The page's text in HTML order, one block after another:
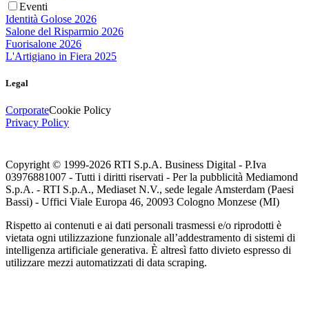
Eventi
Identità Golose 2026
Salone del Risparmio 2026
Fuorisalone 2026
L'Artigiano in Fiera 2025
Legal
CorporateCookie Policy
Privacy Policy
Copyright © 1999-2026 RTI S.p.A. Business Digital - P.Iva
03976881007 - Tutti i diritti riservati - Per la pubblicità Mediamond
S.p.A. - RTI S.p.A., Mediaset N.V., sede legale Amsterdam (Paesi
Bassi) - Uffici Viale Europa 46, 20093 Cologno Monzese (MI)
Rispetto ai contenuti e ai dati personali trasmessi e/o riprodotti è
vietata ogni utilizzazione funzionale all’addestramento di sistemi di
intelligenza artificiale generativa. È altresì fatto divieto espresso di
utilizzare mezzi automatizzati di data scraping.